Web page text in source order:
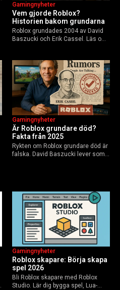
Vem gjorde Roblox?
Historien bakom grundarna
Gamingnyheter
Roblox grundades 2004 av David
Baszucki och Erik Cassel. Läs om
användare 2025, och vad som
händer inför 2026.
Är Roblox grundare död?
Fakta från 2025
Gamingnyheter
Rykten om Roblox grundare död är
falska. David Baszucki lever som
Roblox skapare: Börja skapa
spel 2026
Gamingnyheter
Bli Roblox skapare med Roblox
Studio. Lär dig bygga spel, Lua-